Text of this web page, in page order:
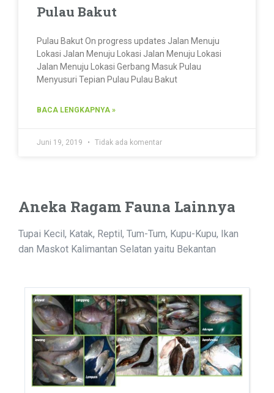
Pulau Bakut
Pulau Bakut On progress updates Jalan Menuju
Lokasi Jalan Menuju Lokasi Jalan Menuju Lokasi
Jalan Menuju Lokasi Gerbang Masuk Pulau
Menyusuri Tepian Pulau Pulau Bakut
BACA LENGKAPNYA »
Juni 19, 2019 Tidak ada komentar
Aneka Ragam Fauna Lainnya
Tupai Kecil, Katak, Reptil, Tum-Tum, Kupu-Kupu, Ikan
dan Maskot Kalimantan Selatan yaitu Bekantan